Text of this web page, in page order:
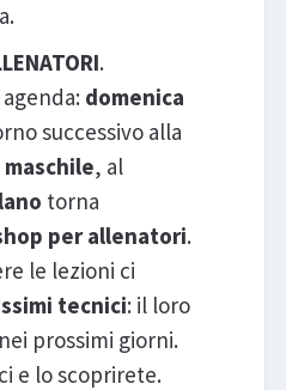
.
domenica
successivo alla
, al
torna
per allenatori.
le lezioni ci
tecnici: il loro
prossimi giorni.
e lo scoprirete.